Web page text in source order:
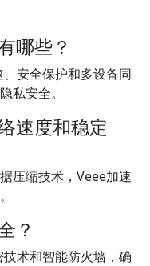
哪些？
安全保护和多设备同
私安全。
速度和稳定
压缩技术，Veee加速
？
术和智能防火墙，确